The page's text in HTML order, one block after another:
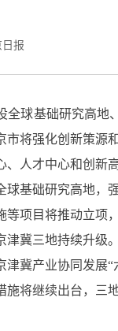
报
全球基础研究高
将强化创新策源
人才中心和创新
球基础研究高地
项目将推动立项
津冀三地持续升级
冀产业协同发展
施将继续出台，三